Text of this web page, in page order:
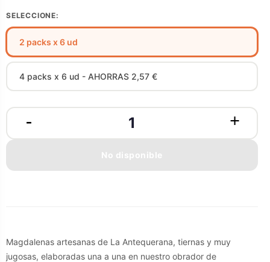
SELECCIONE:
2 packs x 6 ud
4 packs x 6 ud - AHORRAS 2,57 €
No disponible
Magdalenas artesanas de La Antequerana, tiernas y muy
jugosas, elaboradas una a una en nuestro obrador de